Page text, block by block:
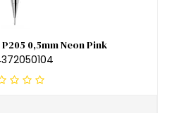
0,5mm Neon Pink